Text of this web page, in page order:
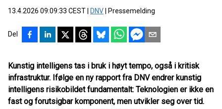
13.4.2026 09:09:33 CEST DNV Pressemelding
Del
Kunstig intelligens tas i bruk i høyt tempo, også i kritisk
infrastruktur. Ifølge en ny rapport fra DNV endrer kunstig
intelligens risikobildet fundamentalt: Teknologien er ikke en
fast og forutsigbar komponent, men utvikler seg over tid.